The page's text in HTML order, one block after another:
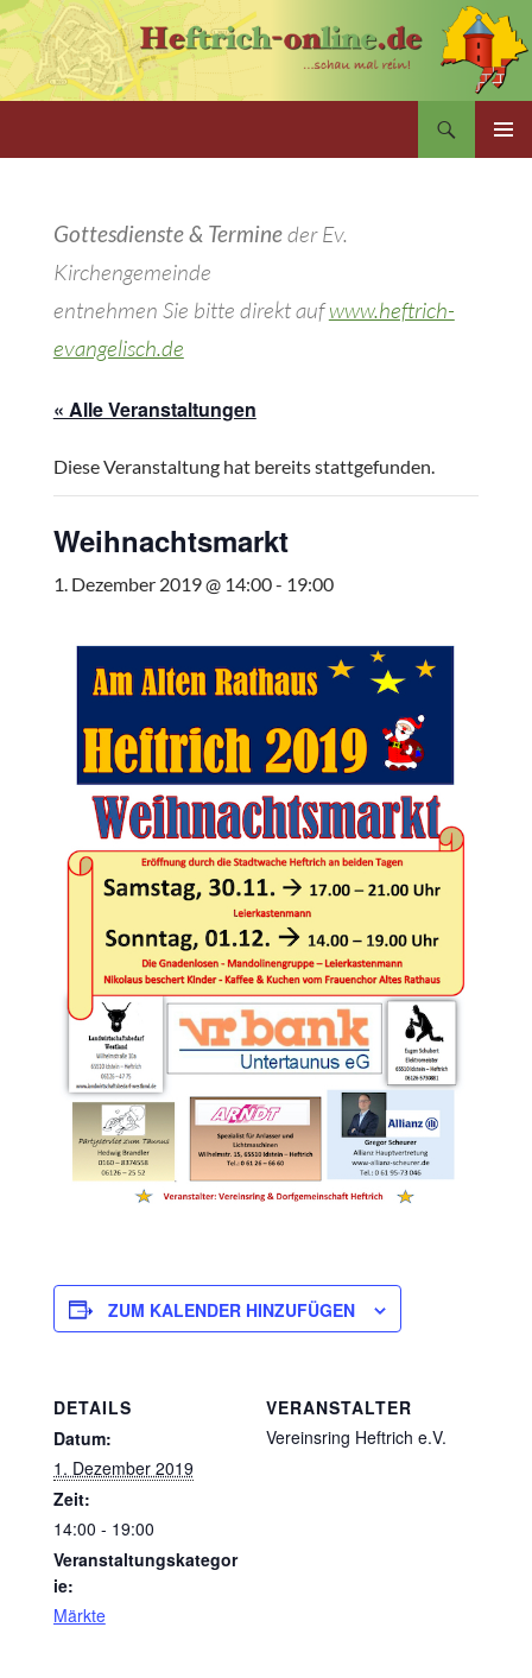
Zum
Inhalt
springen
Gottesdienste & Termineder Ev.
Kirchengemeinde
entnehmen Sie bitte direkt aufwww.heftrich-
evangelisch.de
« Alle Veranstaltungen
Diese Veranstaltung hat bereits stattgefunden.
Weihnachtsmarkt
1. Dezember 2019 @ 14:00- 19:00
ZUM KALENDER HINZUFÜGEN
DETAILS
Datum:
1. Dezember 2019
Zeit:
14:00 - 19:00
Veranstaltungskategor
ie:
Märkte
VERANSTALTER
Vereinsring Heftrich e.V.